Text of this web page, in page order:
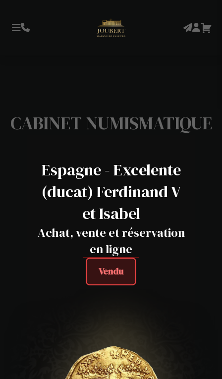
CABINET NUMISMATIQUE
Espagne - Excelente
(ducat) Ferdinand V
et Isabel
Achat, vente et réservation
en ligne
Vendu